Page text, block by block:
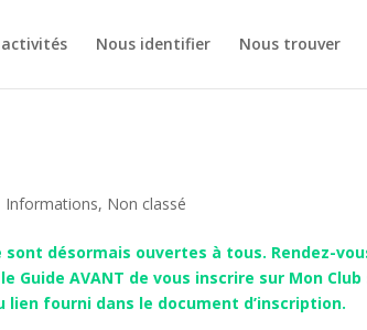
Nous identifier Nous trouver
Informations, Non classé
désormais ouvertes à tous. Rendez-
Guide AVANT de vous inscrire sur Mon
fourni dans le document d’inscription.